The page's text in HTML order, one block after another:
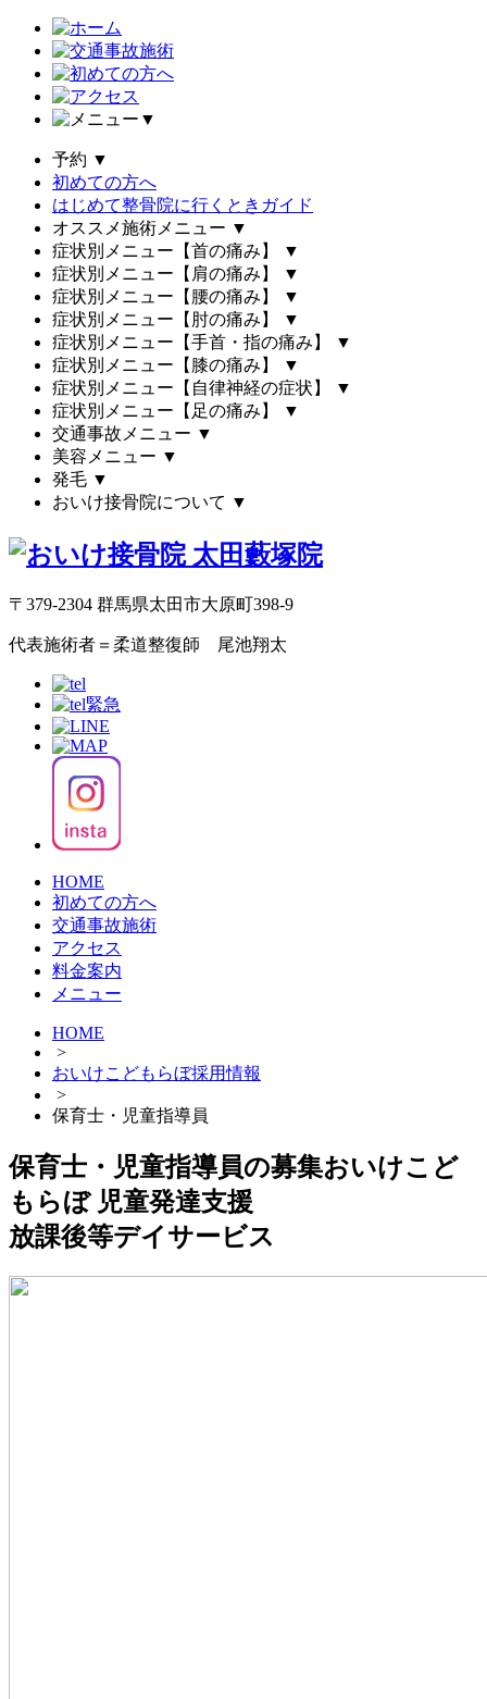
▼
予約 ▼
初めての方へ
はじめて整骨院に行くときガイド
オススメ施術メニュー ▼
症状別メニュー【首の痛み】
▼
症状別メニュー【肩の痛み】
▼
症状別メニュー【腰の痛み】
▼
症状別メニュー【肘の痛み】
▼
症状別メニュー【手首・指の痛み】
▼
症状別メニュー【膝の痛み】
▼
症状別メニュー【自律神経の症状】
▼
症状別メニュー【足の痛み】
▼
交通事故メニュー ▼
美容メニュー ▼
発毛 ▼
おいけ接骨院について ▼
〒379-2304 群馬県太田市大原町398-9
代表施術者＝柔道整復師 尾池翔太
HOME
初めての方へ
交通事故施術
アクセス
料金案内
メニュー
HOME
>
おいけこどもらぼ採用情報
>
保育士・児童指導員
保育士・児童指導員の募集おいけこど
もらぼ 児童発達支援
放課後等デイサービス